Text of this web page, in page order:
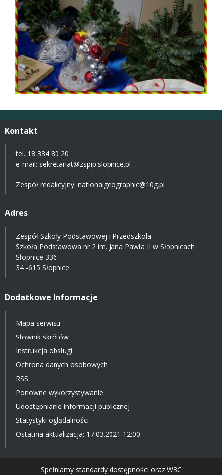
Kontakt
tel. 18 334 80 20
e-mail: sekretariat@zspip.slopnice.pl
Zespół redakcyjny: nationalgeographic@10g.pl
Adres
Zespół Szkoły Podstawowej i Przedszkola
Szkoła Podstawowa nr 2 im. Jana Pawła II w Słopnicach
Słopnice 336
34 -615 Słopnice
Dodatkowe Informacje
Mapa serwisu
Słownik skrótów
Instrukcja obsługi
Ochrona danych osobowych
RSS
Ponowne wykorzystywanie
Udostępnianie informacji publicznej
Statystyki oglądalności
Ostatnia aktualizacja: 17.03.2021 12:00
Spełniamy standardy dostępności oraz W3C